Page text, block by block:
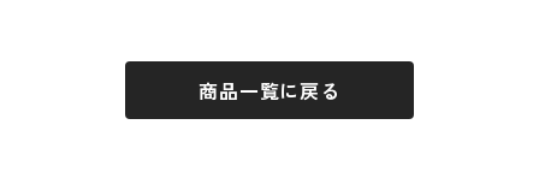
商品一覧に戻る